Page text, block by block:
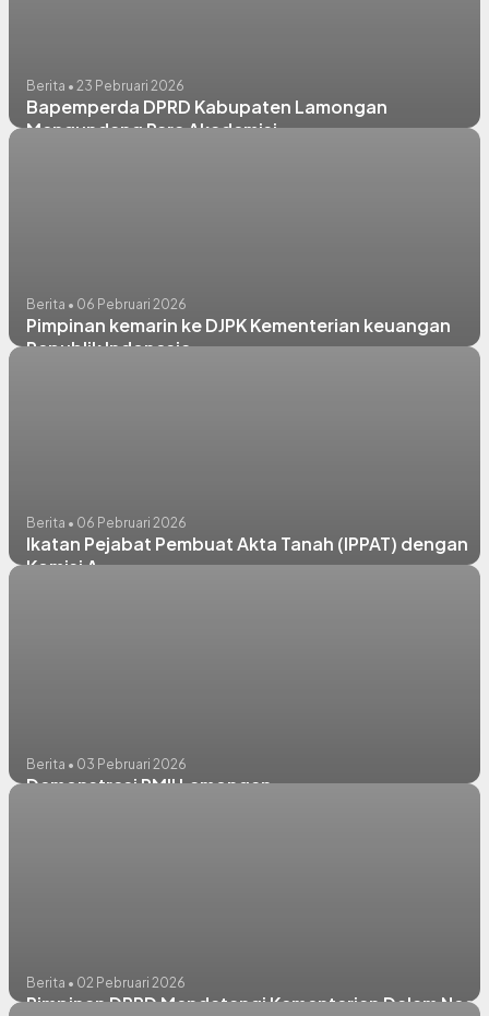
Berita • 23 Pebruari 2026
Bapemperda DPRD Kabupaten Lamongan
Mengundang Para Akademisi
Berita • 06 Pebruari 2026
Pimpinan kemarin ke DJPK Kementerian keuangan
Republik Indonesia
Berita • 06 Pebruari 2026
Ikatan Pejabat Pembuat Akta Tanah (IPPAT) dengan
Komisi A
Berita • 03 Pebruari 2026
Demonstrasi PMII Lamongan
Berita • 02 Pebruari 2026
Pimpinan DPRD Mendatangi Kementerian Dalam